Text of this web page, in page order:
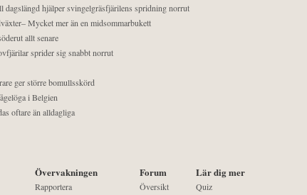
dagslängd hjälper svingelgräsfjärilens spridning norrut
Mycket mer än en midsommarbukett
allt senare
sprider sig snabbt norrut
ger större bomullsskörd
i Belgien
oftare än alldagliga
Övervakningen
Rapportera
Forum
Översikt
Lär dig mer
Quiz